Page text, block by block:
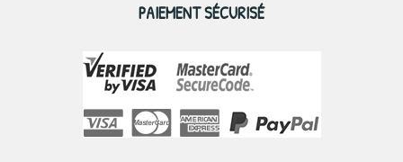
PAIEMENT SÉCURISÉ